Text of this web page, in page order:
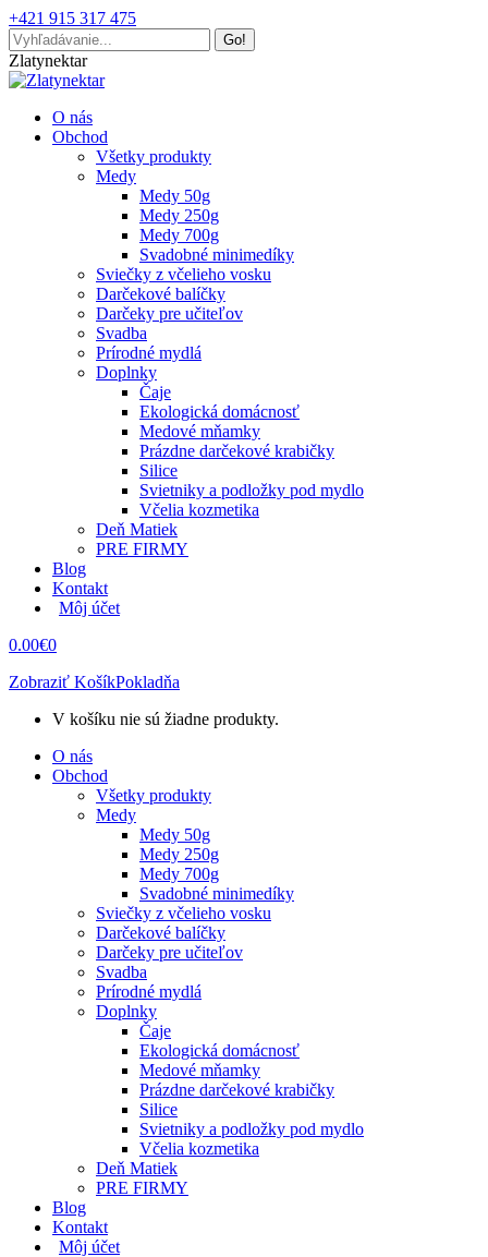
Skip
to
content
+421 915 317 475
Search:
Facebook
page
new
Mail
page
new
Zlatynektar
O nás
Obchod
Všetky produkty
Medy
Medy 50g
Medy 250g
Medy 700g
Svadobné minimedíky
Sviečky z včelieho vosku
Darčekové balíčky
Darčeky pre učiteľov
Svadba
Prírodné mydlá
Doplnky
Čaje
Ekologická domácnosť
Medové mňamky
Prázdne darčekové krabičky
Silice
Svietniky a podložky pod mydlo
Včelia kozmetika
Deň Matiek
PRE FIRMY
Blog
Kontakt
Môj účet
0.00€0
Zobraziť KošíkPokladňa
V košíku nie sú žiadne produkty.
O nás
Obchod
Všetky produkty
Medy
Medy 50g
Medy 250g
Medy 700g
Svadobné minimedíky
Sviečky z včelieho vosku
Darčekové balíčky
Darčeky pre učiteľov
Svadba
Prírodné mydlá
Doplnky
Čaje
Ekologická domácnosť
Medové mňamky
Prázdne darčekové krabičky
Silice
Svietniky a podložky pod mydlo
Včelia kozmetika
Deň Matiek
PRE FIRMY
Blog
Kontakt
Môj účet